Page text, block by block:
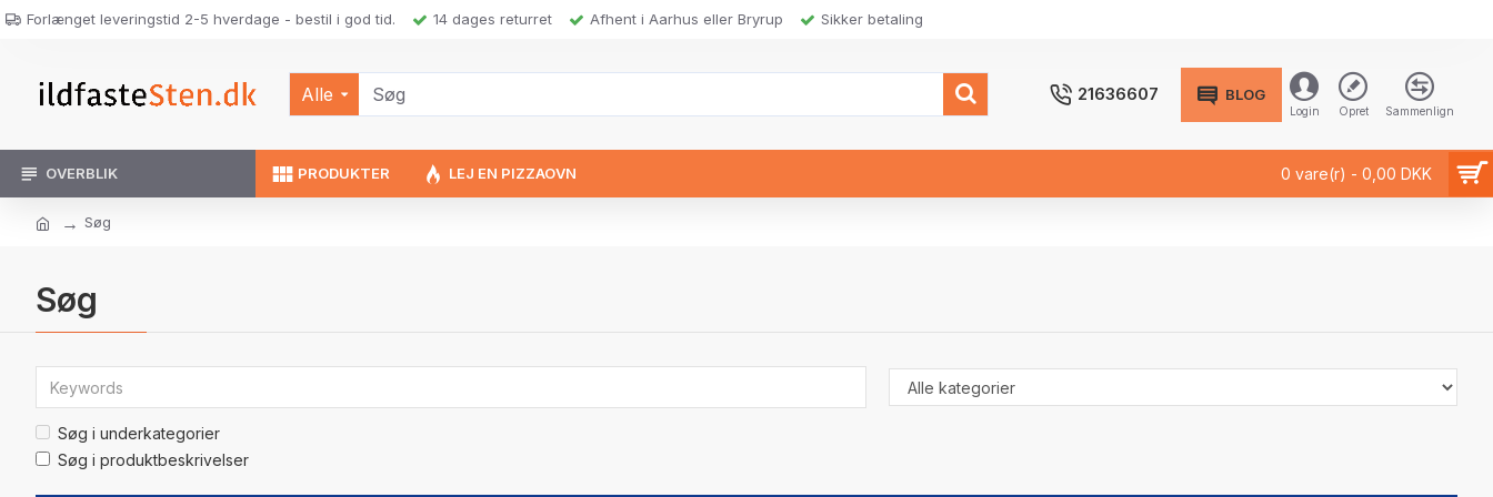
Forlænget leveringstid 2-5 hverdage - bestil i god tid. 14 dages returret Afhent i Aarhus eller Bryrup Sikker betaling
21636607 BLOG
Alle
Login Opret Sammenlign
OVERBLIK PRODUKTER LEJ EN PIZZAOVN 0 vare(r) - 0,00 DKK
Søg
Søg
Søg i underkategorier
Søg i produktbeskrivelser